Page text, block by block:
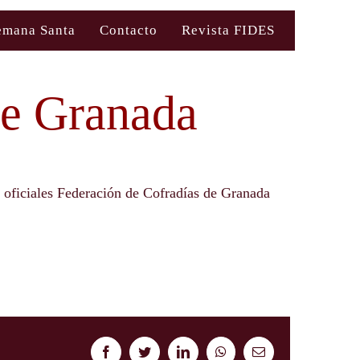
Santa Contacto Revista FIDES
Granada
oficiales Federación de Cofradías de Granada
FacebookTwitterLinkedInWhatsAppCorreo